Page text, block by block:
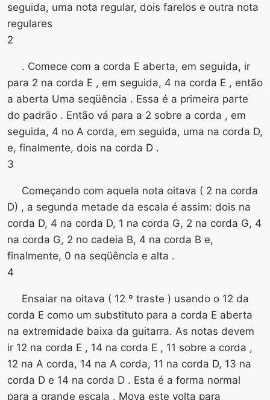
seguida, uma nota regular, dois farelos e outra nota
regulares
2
. Comece com a corda E aberta, em seguida, ir
para 2 na corda E , em seguida, 4 na corda E , então
a aberta Uma seqüência . Essa é a primeira parte
do padrão . Então vá para a 2 sobre a corda , em
seguida, 4 no A corda, em seguida, uma na corda D,
e, finalmente, dois na corda D .
3
Começando com aquela nota oitava ( 2 na corda
D) , a segunda metade da escala é assim: dois na
corda D, 4 na corda D, 1 na corda G, 2 na corda G, 4
na corda G, 2 no cadeia B, 4 na corda B e,
finalmente, 0 na seqüência e alta .
4
Ensaiar na oitava ( 12 º traste ) usando o 12 da
corda E como um substituto para a corda E aberta
na extremidade baixa da guitarra. As notas devem
ir 12 na corda E , 14 na corda E , 11 sobre a corda ,
12 na A corda, 14 na A corda, 11 na corda D, 13 na
corda D e 14 na corda D . Esta é a forma normal
para a grande escala . Mova este volta para